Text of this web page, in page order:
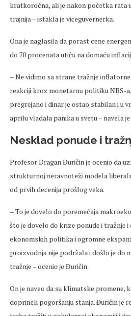
kratkoročna, ali je nakon početka rata
trajnija – istakla je viceguvernerka.
Ona je naglasila da porast cene
do 70 procenata utiču na domaću
– Ne vidimo sa strane tražnje
reakciji kroz monetarnu politiku NBS-
pregrejano i dinar je ostao stabilan i u
aprilu vladala panika u svetu – navela
Nesklad ponude i
Profesor Dragan Đuričin je ocenio da
strukturnoj neravnoteži modela
od prvih decenija prošlog veka.
– To je dovelo do poremećaja
što je dovelo do krize ponude i tražnje
ekonomskih politika i ogromne
proizvodnja nije podržala i došlo je do
tražnje – ocenio je Đuričin.
On je naveo da su klimatske promene,
doprineli pogoršanju stanja. Đuričin je